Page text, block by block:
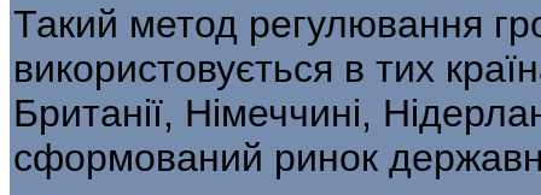
Такий метод регулювання
використовується в тих
Британії, Німеччині,
сформований ринок